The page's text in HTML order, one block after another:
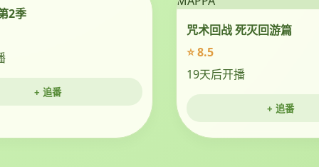
2季
+ 追番
咒术回战 死灭回游篇
⭐ 8.5
19天后开播
+ 追番